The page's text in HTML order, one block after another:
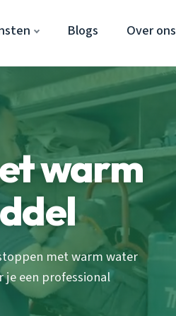
Blogs Over ons
warm
met warm water
je een professional